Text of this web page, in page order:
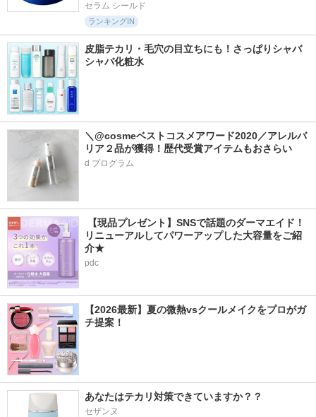
セラム シールド
ランキングIN
皮脂テカリ・毛穴の目立ちにも！さっぱりシャバ
シャバ化粧水
＼@cosmeベストコスメアワード2020／アレルバ
リア２品が獲得！歴代受賞アイテムもおさらい
d プログラム
【現品プレゼント】SNSで話題のダーマエイド！
リニューアルしてパワーアップした大容量をご紹
介★
pdc
【2026最新】夏の微熱vsクールメイクをプロがガ
チ提案！
あなたはテカリ対策できていますか？？
セザンヌ